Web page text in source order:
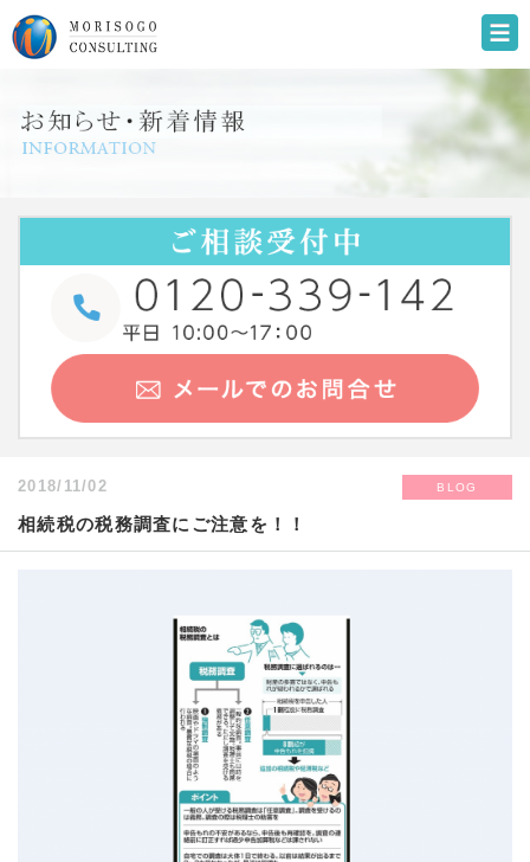
2018/11/02 BLOG
相続税の税務調査にご注意を！！